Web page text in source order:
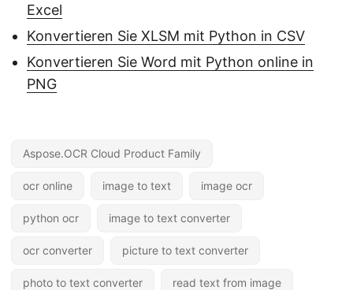
Excel
Konvertieren Sie XLSM mit Python in CSV
Konvertieren Sie Word mit Python online in
PNG
Aspose.OCR Cloud Product Family
ocr online image to text image ocr
python ocr image to text converter
ocr converter picture to text converter
photo to text converter read text from image